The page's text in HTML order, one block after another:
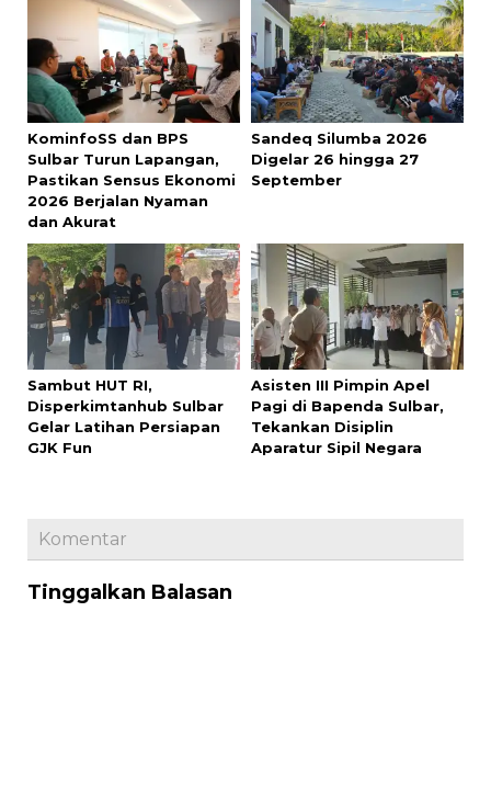
KominfoSS dan BPS
Sulbar Turun Lapangan,
Pastikan Sensus Ekonomi
2026 Berjalan Nyaman
dan Akurat
Sandeq Silumba 2026
Digelar 26 hingga 27
September
Sambut HUT RI,
Disperkimtanhub Sulbar
Gelar Latihan Persiapan
GJK Fun
Asisten III Pimpin Apel
Pagi di Bapenda Sulbar,
Tekankan Disiplin
Aparatur Sipil Negara
Komentar
Tinggalkan Balasan